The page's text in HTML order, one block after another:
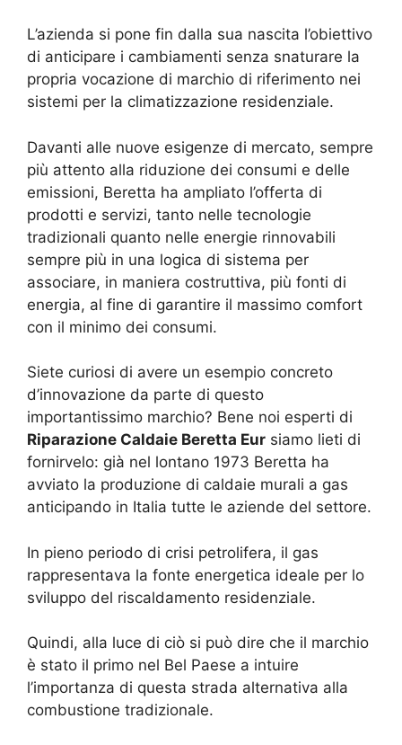
L’azienda si pone fin dalla sua nascita l’obiettivo
di anticipare i cambiamenti senza snaturare la
propria vocazione di marchio di riferimento nei
sistemi per la climatizzazione residenziale.
Davanti alle nuove esigenze di mercato, sempre
più attento alla riduzione dei consumi e delle
emissioni, Beretta ha ampliato l’offerta di
prodotti e servizi, tanto nelle tecnologie
tradizionali quanto nelle energie rinnovabili
sempre più in una logica di sistema per
associare, in maniera costruttiva, più fonti di
energia, al fine di garantire il massimo comfort
con il minimo dei consumi.
Siete curiosi di avere un esempio concreto
d’innovazione da parte di questo
importantissimo marchio? Bene noi esperti di
Riparazione Caldaie Beretta Eur siamo lieti di
fornirvelo: già nel lontano 1973 Beretta ha
avviato la produzione di caldaie murali a gas
anticipando in Italia tutte le aziende del settore.
In pieno periodo di crisi petrolifera, il gas
rappresentava la fonte energetica ideale per lo
sviluppo del riscaldamento residenziale.
Quindi, alla luce di ciò si può dire che il marchio
è stato il primo nel Bel Paese a intuire
l’importanza di questa strada alternativa alla
combustione tradizionale.